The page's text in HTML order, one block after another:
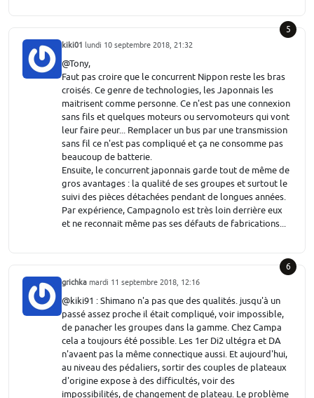
5
kiki01 lundi 10 septembre 2018, 21:32
@Tony,
Faut pas croire que le concurrent Nippon reste les bras
croisés. Ce genre de technologies, les Japonnais les
maitrisent comme personne. Ce n'est pas une connexion
sans fils et quelques moteurs ou servomoteurs qui vont
leur faire peur... Remplacer un bus par une transmission
sans fil ce n'est pas compliqué et ça ne consomme pas
beaucoup de batterie.
Ensuite, le concurrent japonnais garde tout de même de
gros avantages : la qualité de ses groupes et surtout le
suivi des pièces détachées pendant de longues années.
Par expérience, Campagnolo est très loin derrière eux
et ne reconnait même pas ses défauts de fabrications...
6
grichka mardi 11 septembre 2018, 12:16
@kiki91 : Shimano n'a pas que des qualités. jusqu'à un
passé assez proche il était compliqué, voir impossible,
de panacher les groupes dans la gamme. Chez Campa
cela a toujours été possible. Les 1er Di2 ultégra et DA
n'avaent pas la même connectique aussi. Et aujourd'hui,
au niveau des pédaliers, sortir des couples de plateaux
d'origine expose à des difficultés, voir des
impossibilités, de changement de plateau. Le problème